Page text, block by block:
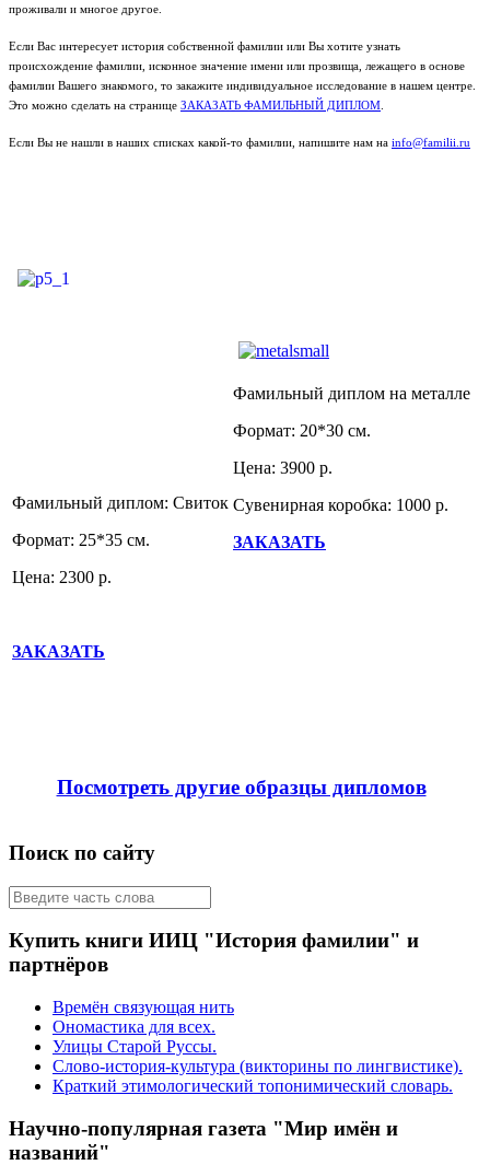
проживали и многое другое.
Если Вас интересует история собственной фамилии или Вы хотите узнать
происхождение фамилии, исконное значение имени или прозвища, лежащего в основе
фамилии Вашего знакомого, то закажите индивидуальное исследование в нашем центре.
Это можно сделать на странице ЗАКАЗАТЬ ФАМИЛЬНЫЙ ДИПЛОМ
Если Вы не нашли в наших списках какой-то фамилии, напишите нам на info@familii.ru
Фамильный диплом: Свиток
Формат: 25*35 см.
Цена: 2300 р.
ЗАКАЗАТЬ
Фамильный диплом на металле
Формат: 20*30 см.
Цена: 3900 р.
Сувенирная коробка: 1000 р.
ЗАКАЗАТЬ
Посмотреть другие образцы дипломов
Поиск по сайту
Купить книги ИИЦ "История фамилии" и
партнёров
Времён связующая нить
Ономастика для всех.
Улицы Старой Руссы.
Слово-история-культура (викторины по лингвистике).
Краткий этимологический топонимический словарь.
Научно-популярная газета "Мир имён и
названий"